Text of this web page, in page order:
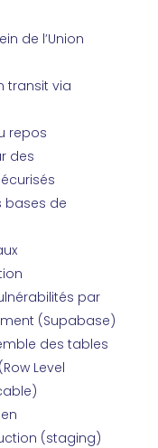
de l’Union
transit via
repos
des
bases de
par
(Supabase)
des tables
Level
(staging)